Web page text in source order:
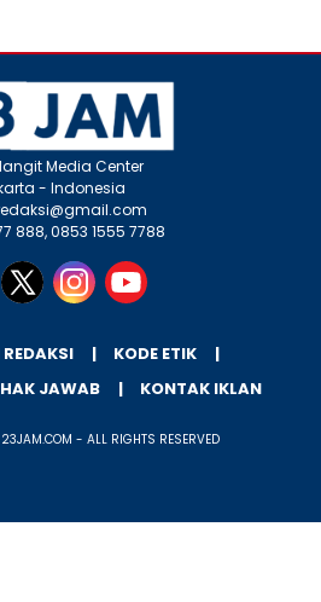
Media Center
- Indonesia
888, 0853 1555 7788
KODE ETIK
HAK JAWAB KONTAK IKLAN
- ALL RIGHTS RESERVED